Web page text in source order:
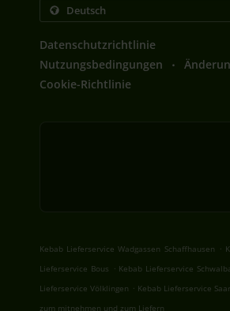
Datenschutzrichtlinie
Nutzungsbedingungen .
Cookie-Richtlinie
Kebab Lieferservice Wadgassen Schaffhausen .
Lieferservice Bous . Kebab Lieferservice
Lieferservice Völklingen . Kebab Lieferservice
zum mitnehmen und zum Liefern